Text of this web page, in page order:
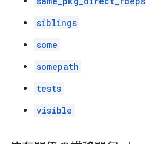
siblings
some
somepath
tests
visible